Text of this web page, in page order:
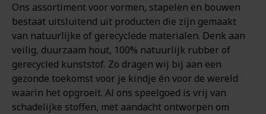
Ons assortiment voor vormen, stapelen en bouwen
bestaat uitsluitend uit producten die zijn gemaakt
van natuurlijke of gerecyclede materialen. Denk aan
veilig, duurzaam hout, 100% natuurlijk rubber of
gerecycled kunststof. Zo dragen wij bij aan een
gezonde toekomst voor je kindje én voor de wereld
waarin het opgroeit. Al ons speelgoed is vrij van
schadelijke stoffen, met aandacht ontworpen om